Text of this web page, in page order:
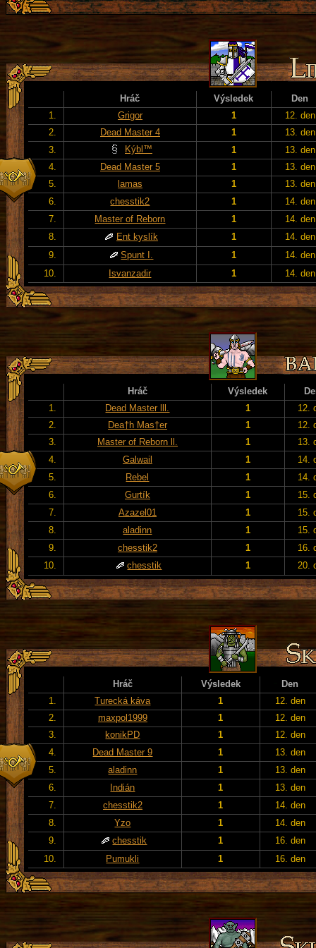
Hráč Výsledek
Den
1.
Grigor 1
12. den
2.
Dead Master 4 1
13. den
3.
Kýbl™ 1
13. den
4.
Dead Master 5 1
13. den
5.
lamas 1
13. den
6.
chesstik2 1
14. den
7.
Master of Reborn 1
14. den
8.
Ent kyslík 1
14. den
9.
Spunt I. 1
14. den
10.
Isvanzadir 1 14. den
Hráč Výsledek
1.
Dead Master lll. 1
12.
2.
Dea†h Mas†er 1
12.
3.
Master of Reborn ll. 1
13.
4.
Galwail 1
14.
5.
Rebel 1
14.
6.
Gurtík 1
15.
7.
Azazel01 1
15.
8.
aladinn 1
15.
9.
chesstik2 1
16.
10.
chesstik 1 20.
Hráč Výsledek
Den
1.
Turecká káva 1
12. den
2.
maxpol1999 1
12. den
3.
konikPD 1
12. den
4.
Dead Master 9 1
13. den
5.
aladinn 1
13. den
6.
Indián 1
13. den
7.
chesstik2 1
14. den
8.
Yzo 1
14. den
9.
chesstik 1
16. den
10.
Pumukli 1 16. den